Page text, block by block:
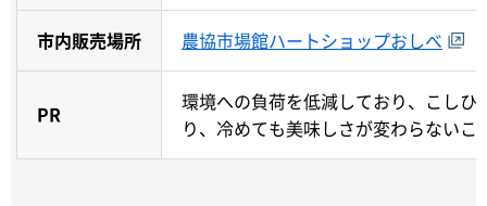
市内販売場所 農協市場館ハートショップおしべ
PR
環境への負荷を低減しており、こしひ
り、冷めても美味しさが変わらないこ